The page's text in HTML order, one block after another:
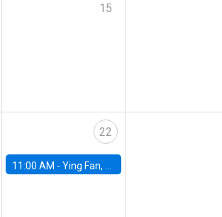
15
22
11:00 AM -Ying Fan, University of Michigan